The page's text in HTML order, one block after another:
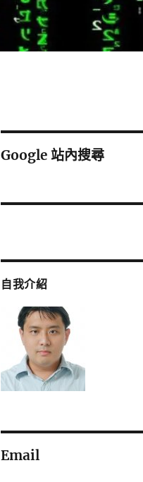
Google 站內搜尋
自我介紹
Email